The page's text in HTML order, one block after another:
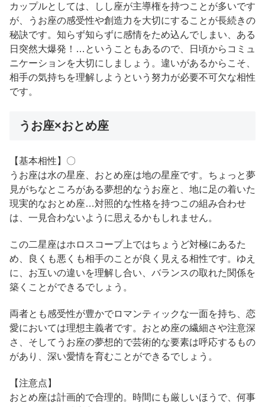
カップルとしては、しし座が主導権を持つことが多いです
が、うお座の感受性や創造力を大切にすることが長続きの
秘訣です。知らず知らずに感情をため込んでしまい、ある
日突然大爆発！…ということもあるので、日頃からコミュ
ニケーションを大切にしましょう。違いがあるからこそ、
相手の気持ちを理解しようという努力が必要不可欠な相性
です。
うお座×おとめ座
【基本相性】〇
うお座は水の星座、おとめ座は地の星座です。ちょっと夢
見がちなところがある夢想的なうお座と、地に足の着いた
現実的なおとめ座…対照的な性格を持つこの組み合わせ
は、一見合わないように思えるかもしれません。
この二星座はホロスコープ上ではちょうど対極にあるた
め、良くも悪くも相手のことが良く見える相性です。ゆえ
に、お互いの違いを理解し合い、バランスの取れた関係を
築くことができるでしょう。
両者とも感受性が豊かでロマンティックな一面を持ち、恋
愛においては理想主義者です。おとめ座の繊細さや注意深
さ、そしてうお座の夢想的で芸術的な要素は呼応するもの
があり、深い愛情を育むことができるでしょう。
【注意点】
おとめ座は計画的で合理的。時間にも厳しいほうで、何事